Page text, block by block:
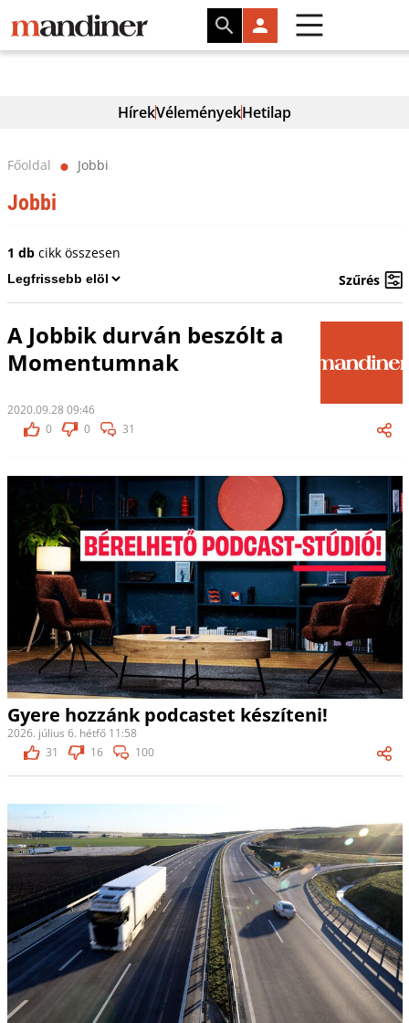
HírekVéleményekHetilap
Főoldal ⬤ Jobbi
Jobbi
1 dbcikk összesen
Szűrés
A Jobbik durván beszólt a
Momentumnak
2020.09.28 09:46
0
0 31
Gyere hozzánk podcastet készíteni!
2026. július 6. hétfő 11:58
31
16 100